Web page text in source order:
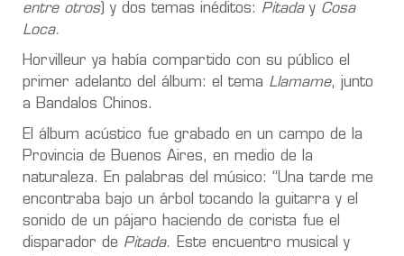
entre otros) y dos temas inéditos: Pitaday Cosa
Loca.
Horvilleur ya había compartido con su público el
primer adelanto del álbum: el tema Llamame, junto
a Bandalos Chinos.
El álbum acústico fue grabado en un campo de la
Provincia de Buenos Aires, en medio de la
naturaleza. En palabras del músico: “Una tarde me
encontraba bajo un árbol tocando la guitarra y el
sonido de un pájaro haciendo de corista fue el
disparador de Pitada.
Este encuentro musical y